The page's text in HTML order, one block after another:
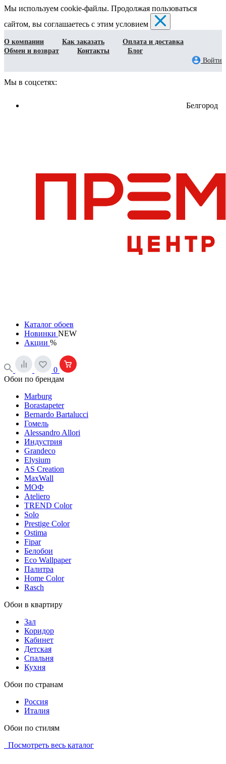
Мы используем cookie-файлы. Продолжая пользоваться
сайтом, вы соглашаетесь с этим условием
О компании Как заказать
Оплата и доставка
Обмен и возврат
Контакты
Блог
Войти
Мы в соцсетях:
Белгород
Каталог обоев
Новинки NEW
Акции %
0
Обои по брендам
Marburg
Borastapeter
Bernardo Bartalucci
Гомель
Alessandro Allori
Индустрия
Grandeco
Elysium
AS Creation
MaxWall
МОФ
Ateliero
TREND Color
Solo
Prestige Color
Ostima
Fipar
Белобои
Eco Wallpaper
Палитра
Home Color
Rasch
Обои в квартиру
Зал
Коридор
Кабинет
Детская
Спальня
Кухня
Обои по странам
Россия
Италия
Обои по стилям
Посмотреть весь каталог